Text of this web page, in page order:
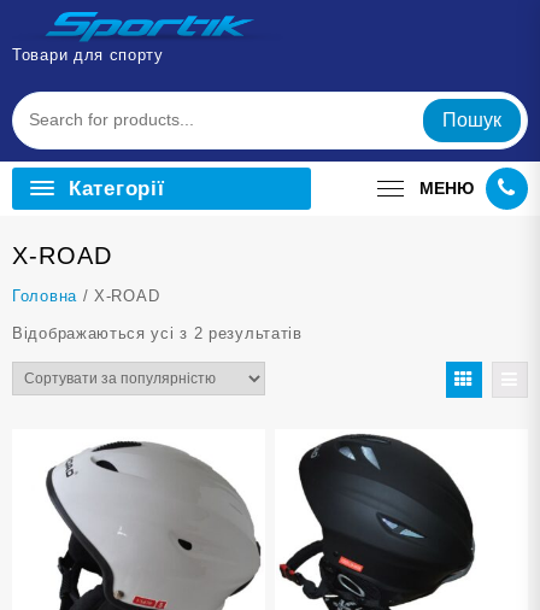
Перейти
вмісту
Товари для спорту
Пошук
Категорії МЕНЮ
X-ROAD
Головна / X-ROAD
Відображаються усі з 2 результатівВідсортовано